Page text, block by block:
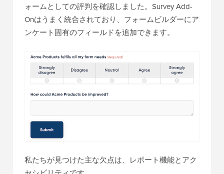
ォームとしての評判を確認しました。Survey Add-
Onはうまく統合されており、フォームビルダーにア
ンケート固有のフィールドを追加できます。
私たちが見つけた主な欠点は、レポート機能とアク